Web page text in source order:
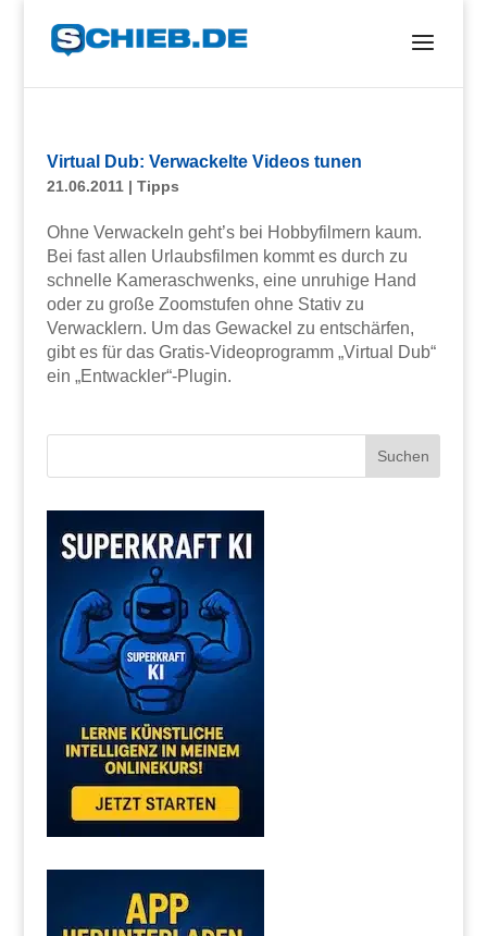
Virtual Dub: Verwackelte Videos tunen
21.06.2011| Tipps
Ohne Verwackeln geht’s bei Hobbyfilmern kaum.
Bei fast allen Urlaubsfilmen kommt es durch zu
schnelle Kameraschwenks, eine unruhige Hand
oder zu große Zoomstufen ohne Stativ zu
Verwacklern. Um das Gewackel zu entschärfen,
gibt es für das Gratis-Videoprogramm „Virtual Dub“
ein „Entwackler“-Plugin.